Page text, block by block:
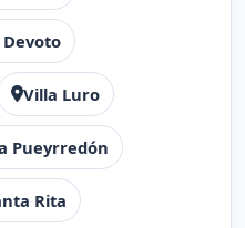
Villa Luro
Pueyrredón
Rita